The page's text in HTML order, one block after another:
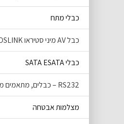
כבלי מתח
כבל AV מיני סטיראו RCA TOSLINK
כבלי SATA ESATA
RS232 – כבלים, מתאמים מרחיקים
מצלמות אבטחה